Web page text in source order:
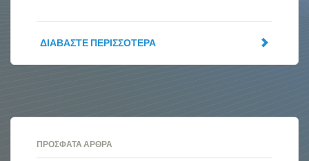
ΔΙΑΒΆΣΤΕ ΠΕΡΙΣΣΌΤΕΡΑ
ΠΡΌΣΦΑΤΑ ΆΡΘΡΑ